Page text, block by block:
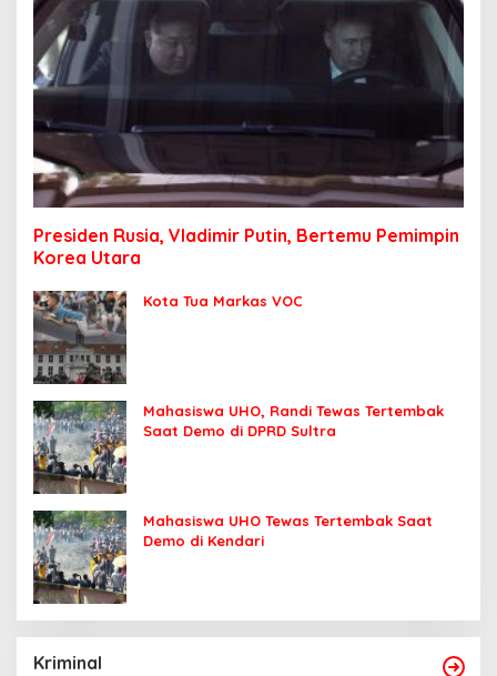
Presiden Rusia, Vladimir Putin, Bertemu Pemimpin
Korea Utara
Kota Tua Markas VOC
Mahasiswa UHO, Randi Tewas Tertembak
Saat Demo di DPRD Sultra
Mahasiswa UHO Tewas Tertembak Saat
Demo di Kendari
Kriminal